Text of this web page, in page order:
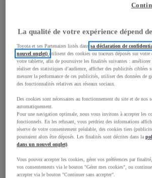
Hauteur
1 510
mm
Largeur
1 740mm
La qualité de votre expérience dépend
Toyota et ses Partenaires listés danssa déclaration de
nouvel onglet)utilisent des cookies ou traceurs déposés sur
votre tablette, afin de poursuivre les finalités suivantes : améliorer
réaliser des statistiques d’audience, afficher des publicités ciblées
mesurer la performance de ces publicités, utiliser des données de
des fonctionnalités relatives aux réseaux sociaux.
Des cookies sont nécessaires au fonctionnement du site et de nos
automatiquement.
Pour une navigation optimale, nous vous invitons à accepter les
fonctionnels. En les refusant, vous perdriez des informations
réserve de votre consentement préalable, des cookies tiers
pourraient alors être déposés. Les finalités sont décrites dans la
dans un nouvel onglet).
Vous pouvez accepter les cookies, gérer vos préférences par
vos consentements via le bouton "Gérer mes cookies", ou
accepter via le bouton "Continuer sans accepter".